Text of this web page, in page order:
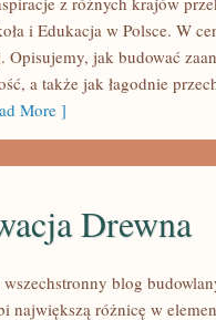
i Edukacja w Polsce. W
Opisujemy, jak budować
a także jak łagodnie
More ]
Drewna
wszechstronny blog
największą różnicę w